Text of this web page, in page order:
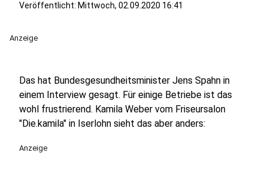
Veröffentlicht: Mittwoch, 02.09.2020 16:41
Anzeige
Das hat Bundesgesundheitsminister Jens Spahn in
einem Interview gesagt. Für einige Betriebe ist das
wohl frustrierend. Kamila Weber vom Friseursalon
"Die.kamila" in Iserlohn sieht das aber anders:
Anzeige